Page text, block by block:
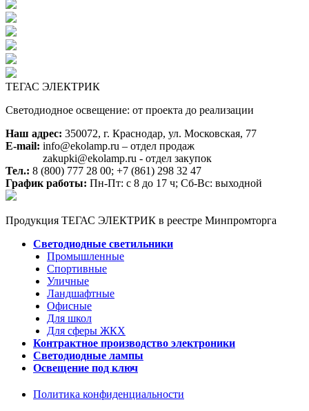
ТЕГАС ЭЛЕКТРИК
Светодиодное освещение: от проекта до реализации
Наш адрес: 350072, г. Краснодар, ул. Московская, 77
E-mail: info@ekolamp.ru – отдел продаж
zakupki@ekolamp.ru - отдел закупок
Тел.: 8 (800) 777 28 00; +7 (861) 298 32 47
График работы: Пн-Пт: с 8 до 17 ч; Сб-Вс: выходной
Продукция ТЕГАС ЭЛЕКТРИК в реестре Минпромторга
Светодиодные светильники
Промышленные
Спортивные
Уличные
Ландшафтные
Офисные
Для школ
Для сферы ЖКХ
Контрактное производство электроники
Светодиодные лампы
Освещение под ключ
Политика конфиденциальности